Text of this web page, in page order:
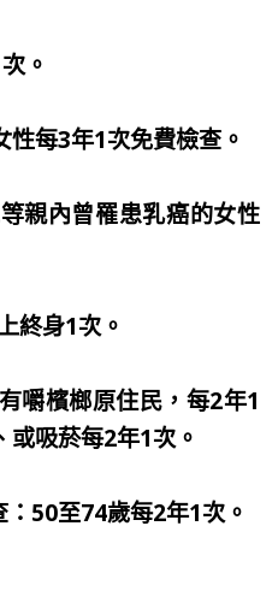
。
每3年1次免費檢查。
親內曾罹患乳癌的女性
終身1次。
嚼檳榔原住民，每2年1
吸菸每2年1次。
50至74歲每2年1次。